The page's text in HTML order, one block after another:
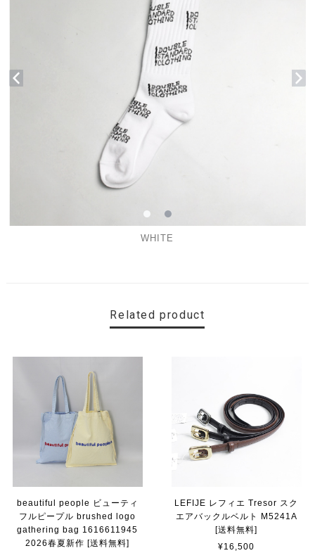
WHITE
Related product
beautiful people ビューティ
フルピープル brushed logo
gathering bag 1616611945
2026春夏新作 [送料無料]
LEFIJE レフィエ Tresor スク
エアバックルベルト M5241A
[送料無料]
¥16,500